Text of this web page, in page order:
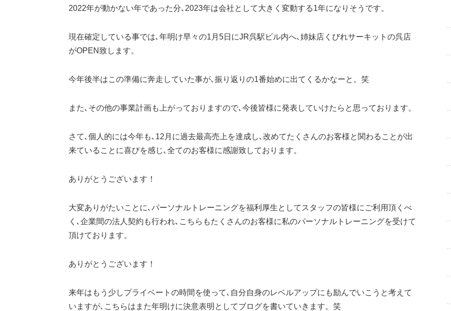
2022年が動かない年であった分､2023年は会社として大きく変動する1年になりそうです。
現在確定している事では､年明け早々の1月5日にJR呉駅ビル内へ､姉妹店くびれサーキットの呉店
がOPEN致します。
今年後半はこの準備に奔走していた事が､振り返りの1番始めに出てくるかなーと。笑
また､その他の事業計画も上がっておりますので､今後皆様に発表していけたらと思っております。
さて､個人的には今年も､12月に過去最高売上を達成し､改めてたくさんのお客様と関わることが出
来ていることに喜びを感じ､全てのお客様に感謝致しております。
ありがとうございます！
大変ありがたいことに､パーソナルトレーニングを福利厚生としてスタッフの皆様にご利用頂くべ
く､企業間の法人契約も行われ､こちらもたくさんのお客様に私のパーソナルトレーニングを受けて
頂けております。
ありがとうございます！
来年はもう少しプライベートの時間を使って､自分自身のレベルアップにも励んでいこうと考えて
いますが､こちらはまた年明けに決意表明としてブログを書いていきます。笑